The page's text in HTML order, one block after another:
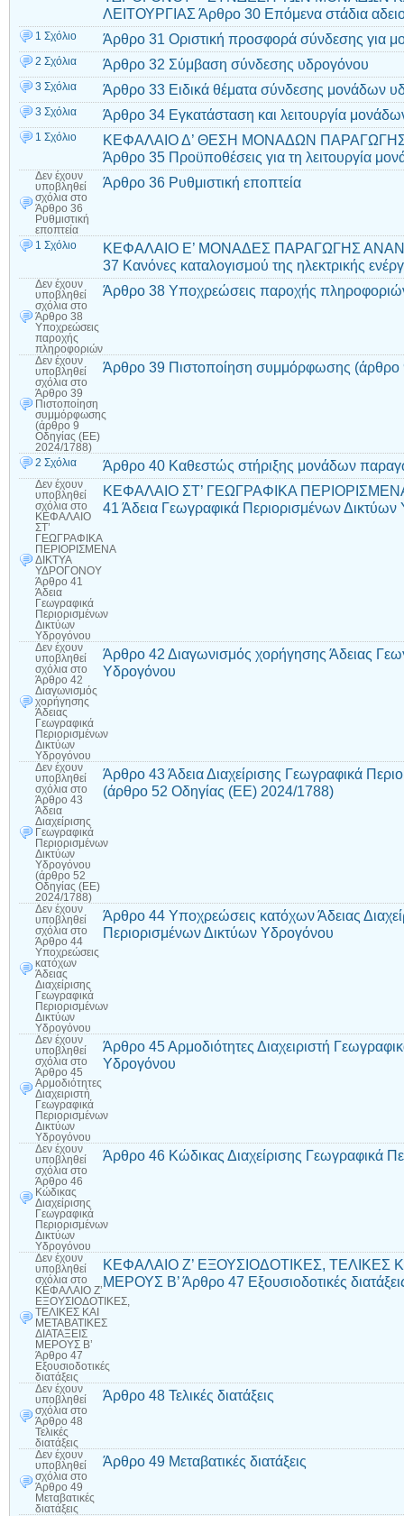
ΛΕΙΤΟΥΡΓΙΑΣ Άρθρο 30 Επόμενα στάδια
1 Σχόλιο Άρθρο 31 Οριστική προσφορά σύνδεσης για
2 Σχόλια Άρθρο 32 Σύμβαση σύνδεσης υδρογόνου
3 Σχόλια Άρθρο 33 Ειδικά θέματα σύνδεσης μονάδων
3 Σχόλια Άρθρο 34 Εγκατάσταση και λειτουργία
1 Σχόλιο
ΚΕΦΑΛΑΙΟ Δ’ ΘΕΣΗ ΜΟΝΑΔΩΝ
Άρθρο 35 Προϋποθέσεις για τη λειτουργία
Δεν έχουν
υποβληθεί
σχόλια στο
Άρθρο 36
Ρυθμιστική
εποπτεία
Άρθρο 36 Ρυθμιστική εποπτεία
1 Σχόλιο
ΚΕΦΑΛΑΙΟ Ε’ ΜΟΝΑΔΕΣ ΠΑΡΑΓΩΓΗΣ
37 Κανόνες καταλογισμού της ηλεκτρικής
Δεν έχουν
υποβληθεί
σχόλια στο
Άρθρο 38
Υποχρεώσεις
παροχής
πληροφοριών
Άρθρο 38 Υποχρεώσεις παροχής
Δεν έχουν
υποβληθεί
σχόλια στο
Άρθρο 39
Πιστοποίηση
συμμόρφωσης
(άρθρο 9
Οδηγίας (ΕΕ)
2024/1788)
Άρθρο 39 Πιστοποίηση συμμόρφωσης
2 Σχόλια Άρθρο 40 Καθεστώς στήριξης μονάδων
Δεν έχουν
υποβληθεί
σχόλια στο
ΚΕΦΑΛΑΙΟ
ΣΤ’
ΓΕΩΓΡΑΦΙΚΑ
ΠΕΡΙΟΡΙΣΜΕΝΑ
ΔΙΚΤΥΑ
ΥΔΡΟΓΟΝΟΥ
Άρθρο 41
Άδεια
Γεωγραφικά
Περιορισμένων
Δικτύων
Υδρογόνου
ΚΕΦΑΛΑΙΟ ΣΤ’ ΓΕΩΓΡΑΦΙΚΑ
41 Άδεια Γεωγραφικά Περιορισμένων
Δεν έχουν
υποβληθεί
σχόλια στο
Άρθρο 42
Διαγωνισμός
χορήγησης
Άδειας
Γεωγραφικά
Περιορισμένων
Δικτύων
Υδρογόνου
Άρθρο 42 Διαγωνισμός χορήγησης Άδειας
Υδρογόνου
Δεν έχουν
υποβληθεί
σχόλια στο
Άρθρο 43
Άδεια
Διαχείρισης
Γεωγραφικά
Περιορισμένων
Δικτύων
Υδρογόνου
(άρθρο 52
Οδηγίας (ΕΕ)
2024/1788)
Άρθρο 43 Άδεια Διαχείρισης Γεωγραφικά
(άρθρο 52 Οδηγίας (ΕΕ) 2024/1788)
Δεν έχουν
υποβληθεί
σχόλια στο
Άρθρο 44
Υποχρεώσεις
κατόχων
Άδειας
Διαχείρισης
Γεωγραφικά
Περιορισμένων
Δικτύων
Υδρογόνου
Άρθρο 44 Υποχρεώσεις κατόχων Άδειας
Περιορισμένων Δικτύων Υδρογόνου
Δεν έχουν
υποβληθεί
σχόλια στο
Άρθρο 45
Αρμοδιότητες
Διαχειριστή
Γεωγραφικά
Περιορισμένων
Δικτύων
Υδρογόνου
Άρθρο 45 Αρμοδιότητες Διαχειριστή
Υδρογόνου
Δεν έχουν
υποβληθεί
σχόλια στο
Άρθρο 46
Κώδικας
Διαχείρισης
Γεωγραφικά
Περιορισμένων
Δικτύων
Υδρογόνου
Άρθρο 46 Κώδικας Διαχείρισης Γεωγραφικά
Δεν έχουν
υποβληθεί
σχόλια στο
ΚΕΦΑΛΑΙΟ Ζ’
ΕΞΟΥΣΙΟΔΟΤΙΚΕΣ,
ΤΕΛΙΚΕΣ ΚΑΙ
ΜΕΤΑΒΑΤΙΚΕΣ
ΔΙΑΤΑΞΕΙΣ
ΜΕΡΟΥΣ Β’
Άρθρο 47
Εξουσιοδοτικές
διατάξεις
ΚΕΦΑΛΑΙΟ Ζ’ ΕΞΟΥΣΙΟΔΟΤΙΚΕΣ, ΤΕΛΙΚΕΣ
ΜΕΡΟΥΣ Β’ Άρθρο 47 Εξουσιοδοτικές
Δεν έχουν
υποβληθεί
σχόλια στο
Άρθρο 48
Τελικές
διατάξεις
Άρθρο 48 Τελικές διατάξεις
Δεν έχουν
υποβληθεί
σχόλια στο
Άρθρο 49
Μεταβατικές
διατάξεις
Άρθρο 49 Μεταβατικές διατάξεις